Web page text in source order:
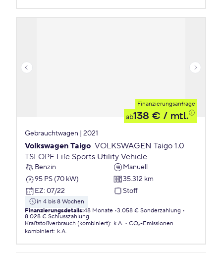
Finanzierungsanfrage
ab138 € / mtl.
Gebrauchtwagen | 2021
Volkswagen Taigo VOLKSWAGEN Taigo 1.0
TSI OPF Life Sports Utility Vehicle
Benzin
Manuell
95 PS (70 kW)
35.312 km
EZ: 07/22 Stoff
in 4 bis 8 Wochen
Finanzierungsdetails:48 Monate 3.058 € Sonderzahlung
8.028 € Schlusszahlung
Kraftstoffverbrauch (kombiniert): k.A.
CO₂-Emissionen
kombiniert: k.A.